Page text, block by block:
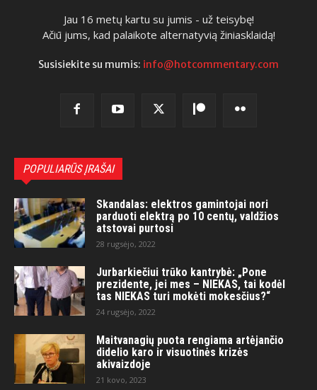
Jau 16 metų kartu su jumis - už teisybę!
Ačiū jums, kad palaikote alternatyvią žiniasklaidą!
Susisiekite su mumis: info@hotcommentary.com
POPULIARŪS ĮRAŠAI
Skandalas: elektros gamintojai nori
parduoti elektrą po 10 centų, valdžios
atstovai purtosi
28 rugsėjo, 2022
Jurbarkiečiui trūko kantrybė: „Pone
prezidente, jei mes – NIEKAS, tai kodėl
tas NIEKAS turi mokėti mokesčius?“
24 rugsėjo, 2022
Maitvanagių puota rengiama artėjančio
didelio karo ir visuotinės krizės
akivaizdoje
21 kovo, 2023